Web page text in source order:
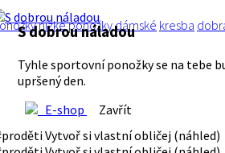
nízké ponožkydámské kresba
S dobrou náladou
Tyhle sportovní ponožky se na tebe
upršený den.
E-shop
Zavřít